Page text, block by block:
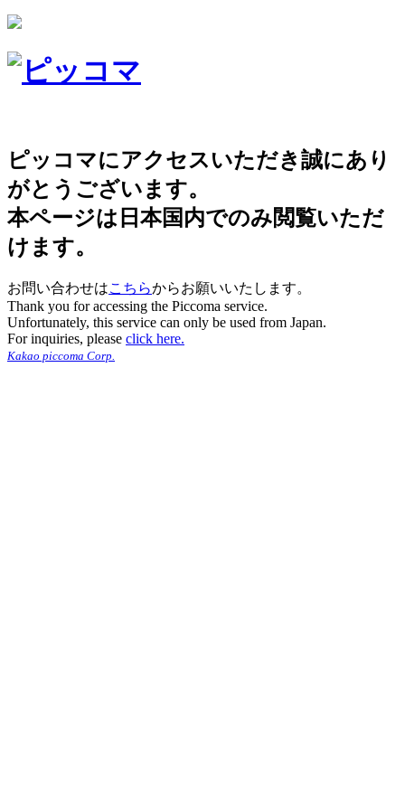
ピッコマにアクセスいただき誠にあり
がとうございます。
本ページは日本国内でのみ閲覧いただ
けます。
お問い合わせはこちらからお願いいたします。
Thank you for accessing the Piccoma service.
Unfortunately, this service can only be used from Japan.
For inquiries, please click here.
Kakao piccoma Corp.